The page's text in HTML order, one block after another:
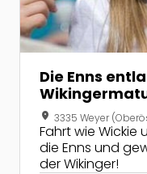
Die Enns
Wikingermatura
location_on 3335 Weyer
Fahrt wie Wickie
die Enns und
der Wikinger!